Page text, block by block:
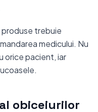
produse trebuie
medicului. Nu
orice pacient, iar
obiceiurilor